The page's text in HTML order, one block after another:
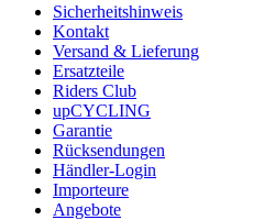
Sicherheitshinweis
Kontakt
Versand & Lieferung
Ersatzteile
Riders Club
upCYCLING
Garantie
Rücksendungen
Händler-Login
Importeure
Angebote